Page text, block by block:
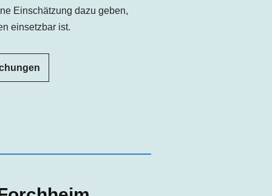
Einschätzung dazu geben,
einsetzbar ist.